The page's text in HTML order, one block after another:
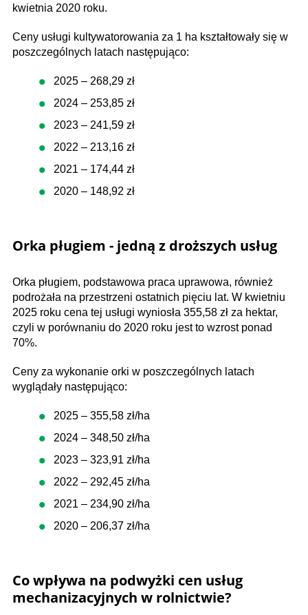
kwietnia 2020 roku.
Ceny usługi kultywatorowania za 1 ha kształtowały się w
poszczególnych latach następująco:
2025 – 268,29 zł
2024 – 253,85 zł
2023 – 241,59 zł
2022 – 213,16 zł
2021 – 174,44 zł
2020 – 148,92 zł
Orka pługiem - jedną z droższych usług
Orka pługiem, podstawowa praca uprawowa, również
podrożała na przestrzeni ostatnich pięciu lat. W kwietniu
2025 roku cena tej usługi wyniosła 355,58 zł za hektar,
czyli w porównaniu do 2020 roku jest to wzrost ponad
70%.
Ceny za wykonanie orki w poszczególnych latach
wyglądały następująco:
2025 – 355,58 zł/ha
2024 – 348,50 zł/ha
2023 – 323,91 zł/ha
2022 – 292,45 zł/ha
2021 – 234,90 zł/ha
2020 – 206,37 zł/ha
Co wpływa na podwyżki cen usług
mechanizacyjnych w rolnictwie?